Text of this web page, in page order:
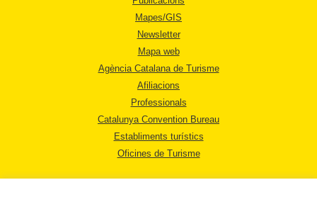
Mapes/GIS
Newsletter
Mapa web
Agència Catalana de Turisme
Afiliacions
Professionals
Catalunya Convention Bureau
Establiments turístics
Oficines de Turisme